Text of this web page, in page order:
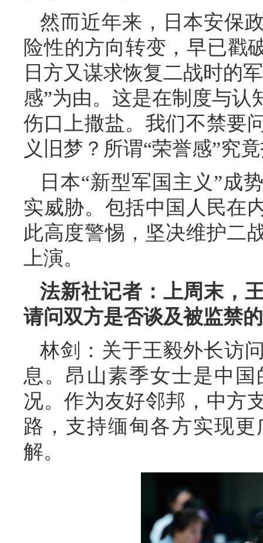
然而近年来，日本安保
险性的方向转变，早已戳
日方又谋求恢复二战时的
感”为由。这是在制度与
伤口上撒盐。我们不禁要
义旧梦？所谓“荣誉感”究
日本“新型军国主义”成
实威胁。包括中国人民在
此高度警惕，坚决维护二
上演。
法新社记者：上周末，
请问双方是否谈及被监禁
林剑：关于王毅外长访
息。昂山素季女士是中
况。作为友好邻邦，中方
路，支持缅甸各方实现
解。